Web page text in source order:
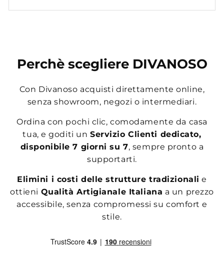
Perchè scegliere DIVANOSO
Con Divanoso acquisti direttamente online,
senza showroom, negozi o intermediari.
Ordina con pochi clic, comodamente da casa
tua, e goditi un Servizio Clienti dedicato,
disponibile 7 giorni su 7, sempre pronto a
supportarti.
Elimini i costi delle strutture tradizionali e
ottieni Qualità Artigianale Italiana a un prezzo
accessibile, senza compromessi su comfort e
stile.